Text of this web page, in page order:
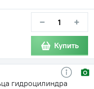
− +
Купить
гидроцилиндра